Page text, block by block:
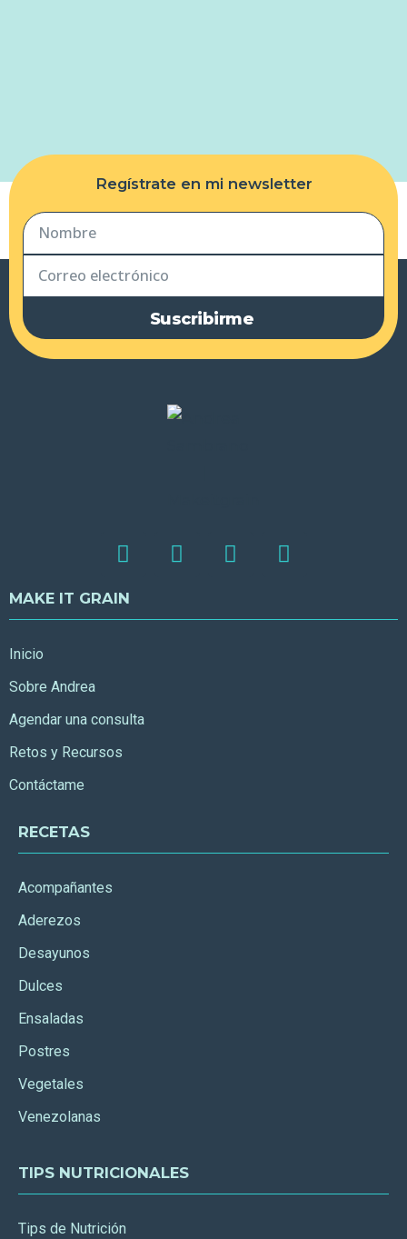
Regístrate en mi newsletter
Suscribirme
MAKE IT GRAIN
Inicio
Sobre Andrea
Agendar una consulta
Retos y Recursos
Contáctame
RECETAS
Acompañantes
Aderezos
Desayunos
Dulces
Ensaladas
Postres
Vegetales
Venezolanas
TIPS NUTRICIONALES
Tips de Nutrición